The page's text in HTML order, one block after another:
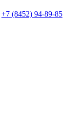
+7 (8452) 94-89-85